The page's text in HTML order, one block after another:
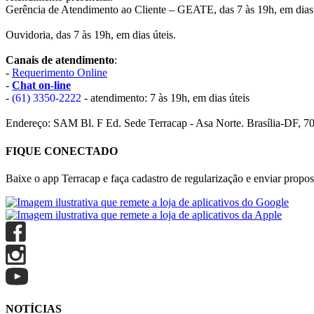
Gerência de Atendimento ao Cliente – GEATE, das 7 às 19h, em
Ouvidoria, das 7 às 19h, em dias úteis.
Canais de atendimento:
- Requerimento Online
- Chat on-line
- (61) 3350-2222 - atendimento: 7 às 19h, em dias úteis
Endereço: SAM Bl. F Ed. Sede Terracap - Asa Norte. Brasília-DF,
FIQUE CONECTADO
Baixe o app Terracap e faça cadastro de regularização e enviar
NOTÍCIAS